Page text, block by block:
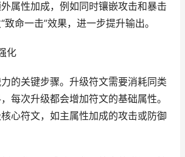
属性加成，例如同时镶嵌攻击和暴击
命一击”效果，进一步提升输出。
化
的关键步骤。升级符文需要消耗同类
每次升级都会增加符文的基础属性。
心符文，如主属性加成的攻击或防御